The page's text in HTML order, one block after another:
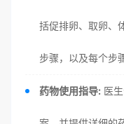
括促排卵、取卵、
步骤，以及每个步
药物使用指导: 医